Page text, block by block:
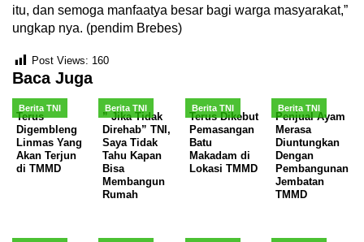
itu, dan semoga manfaatya besar bagi warga masyarakat,”
ungkap nya. (pendim Brebes)
Post Views: 160
Baca Juga
Berita TNI
Terus
Digembleng
Linmas Yang
Akan Terjun
di TMMD
Berita TNI
” Jika Tidak
Direhab” TNI,
Saya Tidak
Tahu Kapan
Bisa
Membangun
Rumah
Berita TNI
Terus Dikebut
Pemasangan
Batu
Makadam di
Lokasi TMMD
Berita TNI
Penjual Ayam
Merasa
Diuntungkan
Dengan
Pembangunan
Jembatan
TMMD